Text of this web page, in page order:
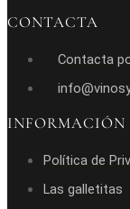
CONTACTA
Contacta
INFORMACIÓN
Política de
Las galletitas